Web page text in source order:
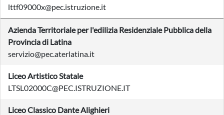
lttf09000x@pec.istruzione.it
Azienda Territoriale per l'edilizia Residenziale Pubblica della
Provincia di Latina
servizio@pec.aterlatina.it
Liceo Artistico Statale
LTSL02000C@PEC.ISTRUZIONE.IT
Liceo Classico Dante Alighieri